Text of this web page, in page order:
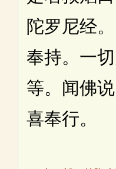
陀罗尼经
奉持。一
等。闻佛
喜奉行。